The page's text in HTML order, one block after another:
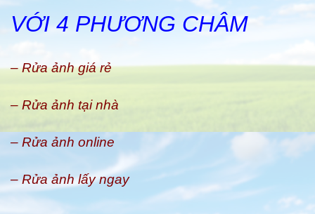
VỚI 4 PHƯƠNG CHÂM
– Rửa ảnh giá rẻ
– Rửa ảnh tại nhà
– Rửa ảnh online
– Rửa ảnh lấy ngay